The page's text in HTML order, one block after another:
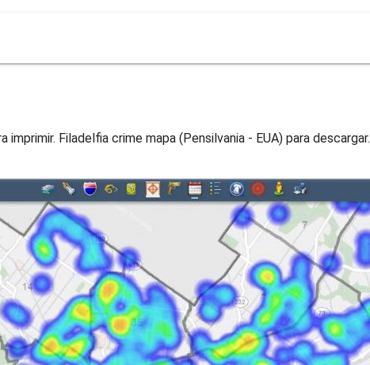
Filadelfia crime mapa (Pensilvania - EUA) para descargar.